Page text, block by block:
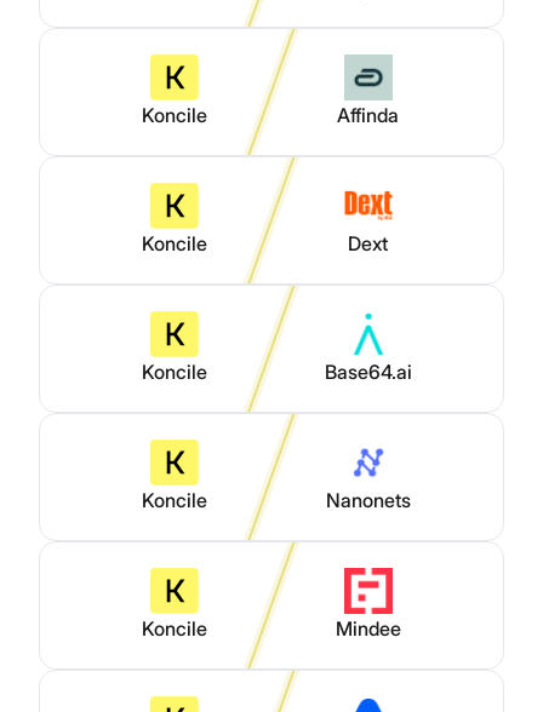
Koncile Affinda
Koncile Dext
Koncile Base64.ai
Koncile Nanonets
Koncile Mindee